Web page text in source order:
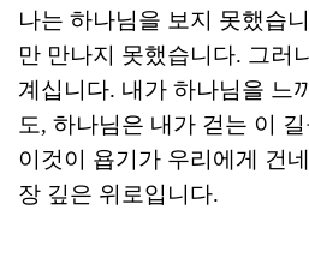
나는 하나님을 보지 못했습
만 만나지 못했습니다. 그러
계십니다. 내가 하나님을 느
도, 하나님은 내가 걷는 이
이것이 욥기가 우리에게 건
장 깊은 위로입니다.